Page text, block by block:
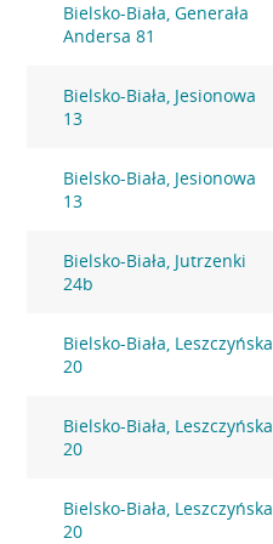
Bielsko-Biała, Generała
Andersa 81
Bielsko-Biała, Jesionowa
13
Bielsko-Biała, Jesionowa
13
Bielsko-Biała, Jutrzenki
24b
Bielsko-Biała, Leszczyńska
20
Bielsko-Biała, Leszczyńska
20
Bielsko-Biała, Leszczyńska
20